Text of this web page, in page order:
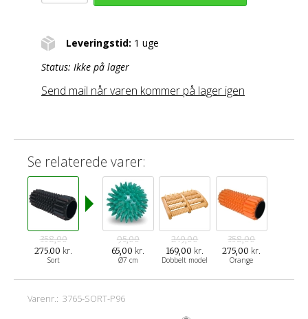
Leveringstid: 1 uge
Status: Ikke på lager
Send mail når varen kommer på lager igen
Se relaterede varer:
358,00
275.00 kr.
Sort
95,00
65,00 kr.
Ø7 cm
249,00
169,00 kr.
Dobbelt model
358,00
275,00 kr.
Orange
Varenr.:3765-SORT-P96